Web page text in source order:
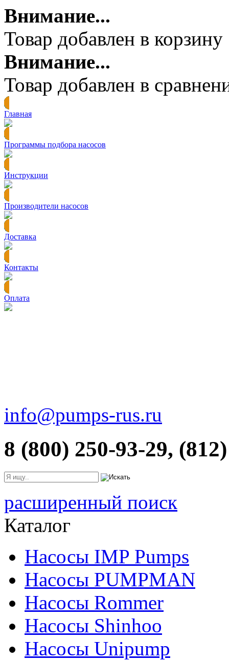
Внимание...
Товар добавлен в корзину
Внимание...
Товар добавлен в
Главная
Программы подбора насосов
Инструкции
Производители насосов
Доставка
Контакты
Оплата
info@pumps-rus.ru
8 (800) 250-93-29,
расширенный поиск
Каталог
Насосы IMP Pumps
Насосы PUMPMAN
Насосы Rommer
Насосы Shinhoo
Насосы Unipump